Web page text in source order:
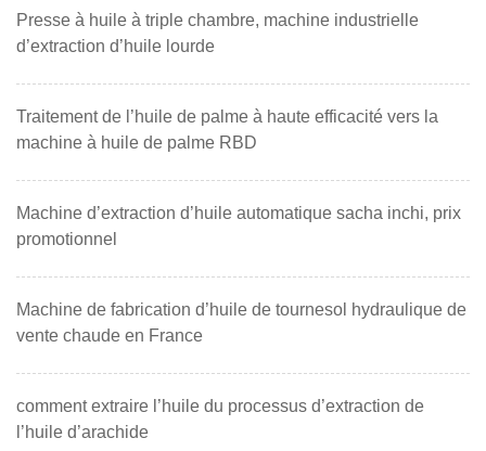
Presse à huile à triple chambre, machine industrielle
d’extraction d’huile lourde
Traitement de l’huile de palme à haute efficacité vers la
machine à huile de palme RBD
Machine d’extraction d’huile automatique sacha inchi, prix
promotionnel
Machine de fabrication d’huile de tournesol hydraulique de
vente chaude en France
comment extraire l’huile du processus d’extraction de
l’huile d’arachide